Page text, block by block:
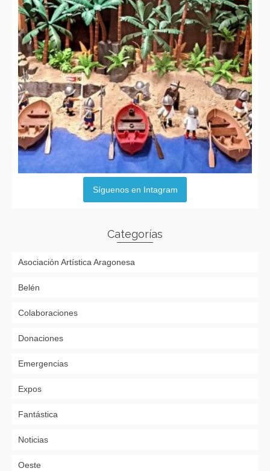
Síguenos en Intagram
Categorías
Asociación Artística Aragonesa
Belén
Colaboraciones
Donaciones
Emergencias
Expos
Fantástica
Noticias
Oeste